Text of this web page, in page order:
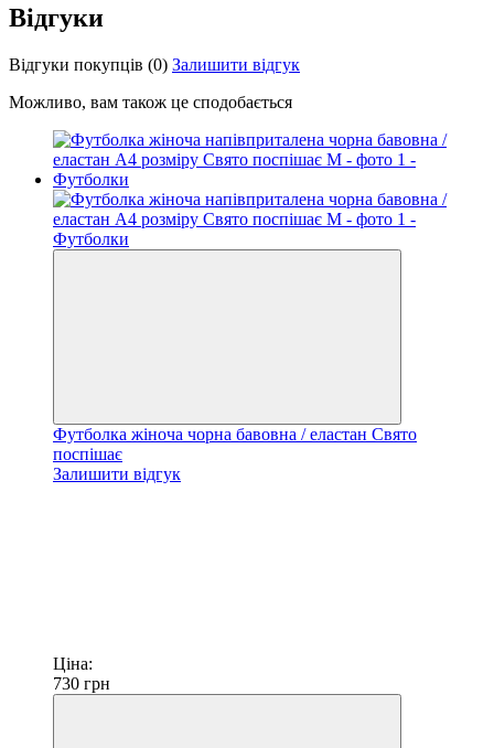
Відгуки
Відгуки покупців (0) Залишити відгук
Можливо, вам також це сподобається
Футболка жіноча чорна бавовна / еластан Свято
поспішає
Залишити відгук
Ціна:
730 грн